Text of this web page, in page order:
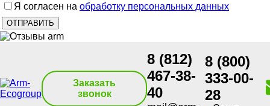
Я согласен на обработку персональных данных
Заказать
звонок
8 (812)
467-38-
40
8 (800)
333-00-
28